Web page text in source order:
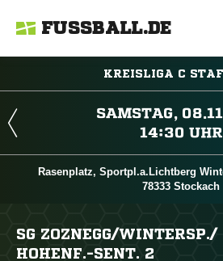
FUSSBALL.DE
KREISLIGA C

 
Rasenplatz, Sportpl.a.Lichtberg
78333 Stockach
SG ZOZNEGG/​WINTERSP./​
HOHENF.-SENT. 2